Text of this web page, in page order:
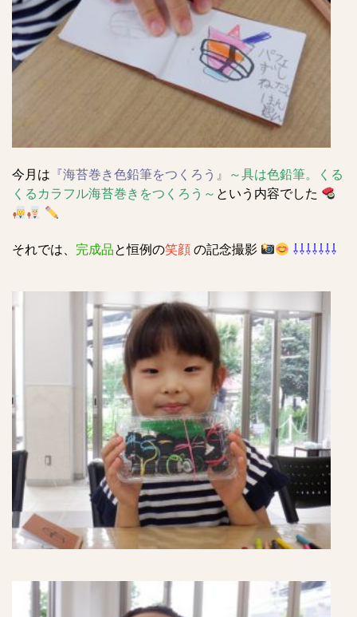
今月は 『海苔巻き色鉛筆をつくろう』 ～具は色鉛筆。くる
くるカラフル海苔巻きをつくろう ～ という内容でした
それでは、 完成品と恒例の笑顔 の記念撮影 ⇩⇩⇩⇩⇩⇩⇩